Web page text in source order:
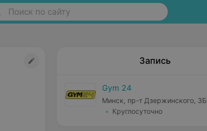
Поиск по сайту
Запись
Gym 24
Минск, пр-т Дзержинского, 3Б
Круглосуточно